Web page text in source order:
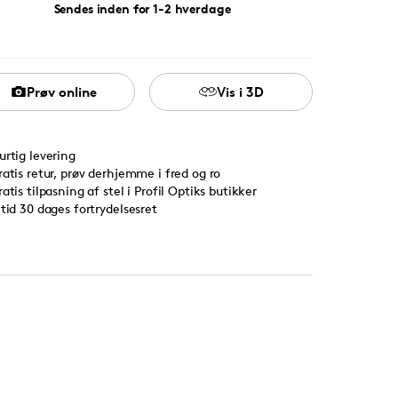
Sendes inden for 1-2 hverdage
Prøv online Vis i 3D
levering
retur, prøv derhjemme i fred og ro
tilpasning af stel i Profil Optiks butikker
30 dages fortrydelsesret